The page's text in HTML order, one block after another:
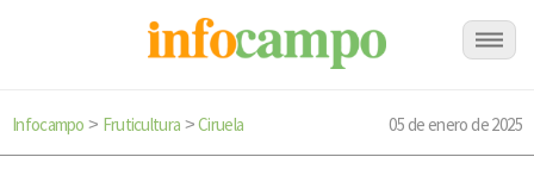
Infocampo > Fruticultura >Ciruela 05 de enero de 2025